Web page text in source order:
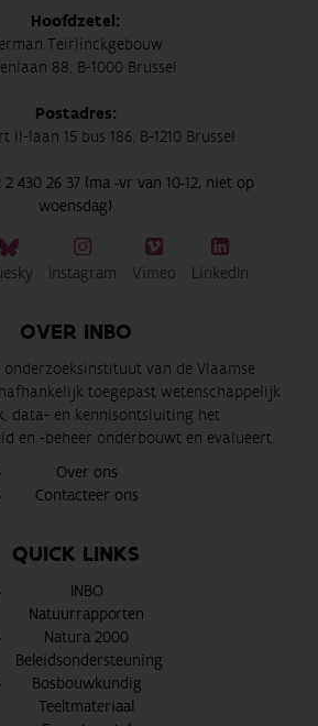
Hoofdzetel:
Teirlinckgebouw
88, B-1000 Brussel
Postadres:
II-laan 15 bus 186, B-1210 Brussel
2 430 26 37 (ma -vr van 10-12, niet op
woensdag)
Instagram Vimeo LinkedIn
OVER INBO
onderzoeksinstituut van de Vlaamse
toegepast wetenschappelijk
data- en kennisontsluiting het
en -beheer onderbouwt en evalueert.
Over ons
Contacteer ons
QUICK LINKS
INBO
Natuurrapporten
Natura 2000
Beleidsondersteuning
Bosbouwkundig
Teeltmateriaal